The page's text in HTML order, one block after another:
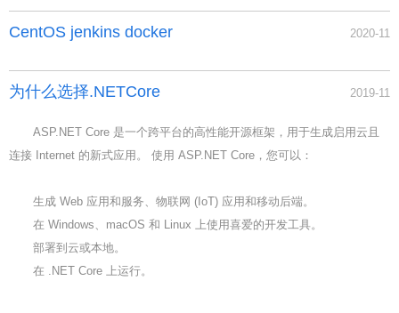
CentOS jenkins docker 2020-11
为什么选择.NETCore 2019-11
ASP.NET Core 是一个跨平台的高性能开源框架，用于生成启用云且
连接 Internet 的新式应用。 使用 ASP.NET Core，您可以：
生成 Web 应用和服务、物联网 (IoT) 应用和移动后端。
在 Windows、macOS 和 Linux 上使用喜爱的开发工具。
部署到云或本地。
在 .NET Core 上运行。